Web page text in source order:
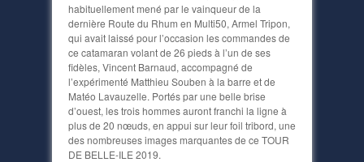
habituellement mené par le vainqueur de la
dernière Route du Rhum en Multi50, Armel Tripon,
qui avait laissé pour l’occasion les commandes de
ce catamaran volant de 26 pieds à l’un de ses
fidèles, Vincent Barnaud, accompagné de
l’expérimenté Matthieu Souben à la barre et de
Matéo Lavauzelle. Portés par une belle brise
d’ouest, les trois hommes auront franchi la ligne à
plus de 20 nœuds, en appui sur leur foil tribord, une
des nombreuses images marquantes de ce TOUR
DE BELLE-ILE 2019.